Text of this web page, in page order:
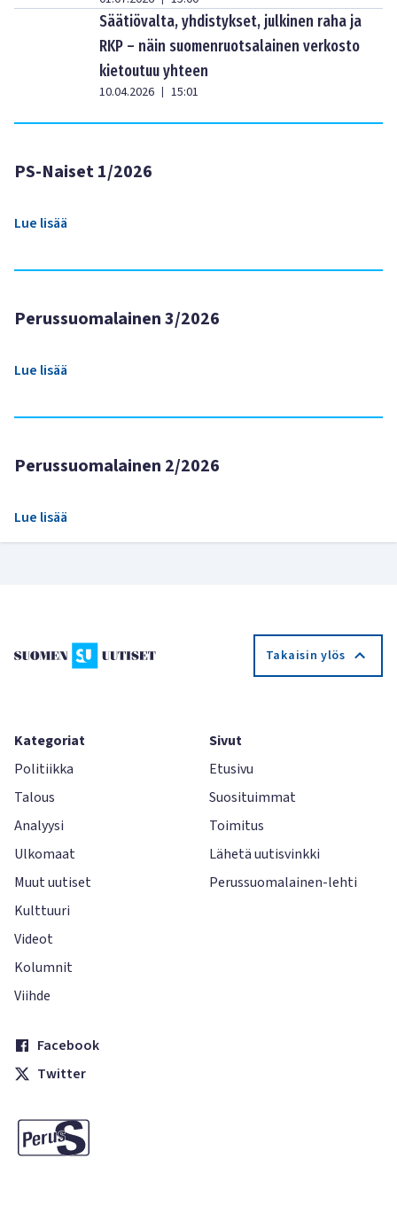
Säätiövalta, yhdistykset, julkinen raha ja
RKP – näin suomenruotsalainen verkosto
kietoutuu yhteen
10.04.2026 | 15:01
PS-Naiset 1/2026
Lue lisää
Perussuomalainen 3/2026
Lue lisää
Perussuomalainen 2/2026
Lue lisää
Takaisin ylös
Kategoriat
Politiikka
Talous
Analyysi
Ulkomaat
Muut uutiset
Kulttuuri
Videot
Kolumnit
Viihde
Sivut
Etusivu
Suosituimmat
Toimitus
Lähetä uutisvinkki
Perussuomalainen-lehti
Facebook
Twitter